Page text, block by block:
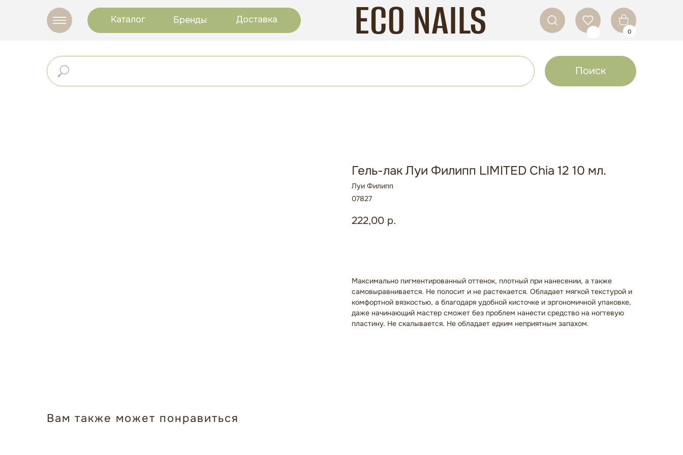
0
ECO NAILS
Доставка
Каталог Бренды
Поиск
Гель-лак Луи Филипп LIMITED Chia 12 10 мл.
Луи Филипп
07827
222,00 р.
Максимально пигментированный оттенок, плотный при нанесении, а также
самовыравнивается. Не полосит и не растекается. Обладает мягкой текстурой и
комфортной вязкостью, а благодаря удобной кисточке и эргономичной упаковке,
даже начинающий мастер сможет без проблем нанести средство на ногтевую
пластину. Не скалывается. Не обладает едким неприятным запахом.
Вам также может понравиться